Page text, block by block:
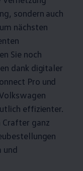
sondern auch
nächsten
Sie noch
dank digitaler
Pro und
effizienter.
Crafter ganz
und